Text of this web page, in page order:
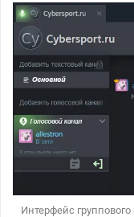
Интерфейс группового